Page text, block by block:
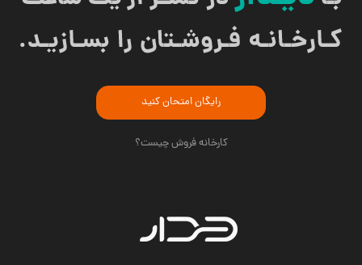
رایگان امتحان کنید
کارخانه فروش چیست؟